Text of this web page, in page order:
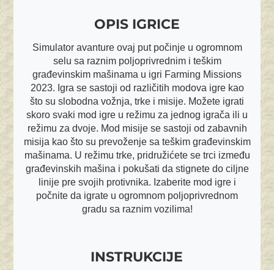
OPIS IGRICE
Simulator avanture ovaj put počinje u ogromnom
selu sa raznim poljoprivrednim i teškim
građevinskim mašinama u igri Farming Missions
2023. Igra se sastoji od različitih modova igre kao
što su slobodna vožnja, trke i misije. Možete igrati
skoro svaki mod igre u režimu za jednog igrača ili u
režimu za dvoje. Mod misije se sastoji od zabavnih
misija kao što su prevoženje sa teškim građevinskim
mašinama. U režimu trke, pridružićete se trci između
građevinskih mašina i pokušati da stignete do ciljne
linije pre svojih protivnika. Izaberite mod igre i
počnite da igrate u ogromnom poljoprivrednom
gradu sa raznim vozilima!
INSTRUKCIJE